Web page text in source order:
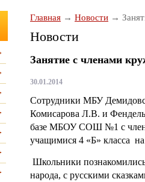
Главная Новости
Новости
Занятие с членами
30.01.2014
Сотрудники МБУ
Комисарова Л.В. и
базе МБОУ СОШ №1 с
учащимися 4 «Б» класса
Школьники
народа, с русскими